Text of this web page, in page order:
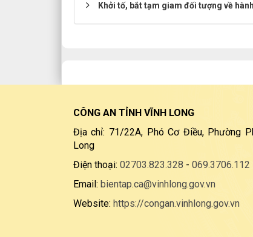
Khởi tố, bắt tạm giam đối tượng về
CÔNG AN TỈNH VĨNH LONG
Địa chỉ: 71/22A, Phó Cơ Điều, Phường
Long
Điện thoại: 02703.823.328 - 069.3706.112
Email: bientap.ca@vinhlong.gov.vn
Website: https://congan.vinhlong.gov.vn